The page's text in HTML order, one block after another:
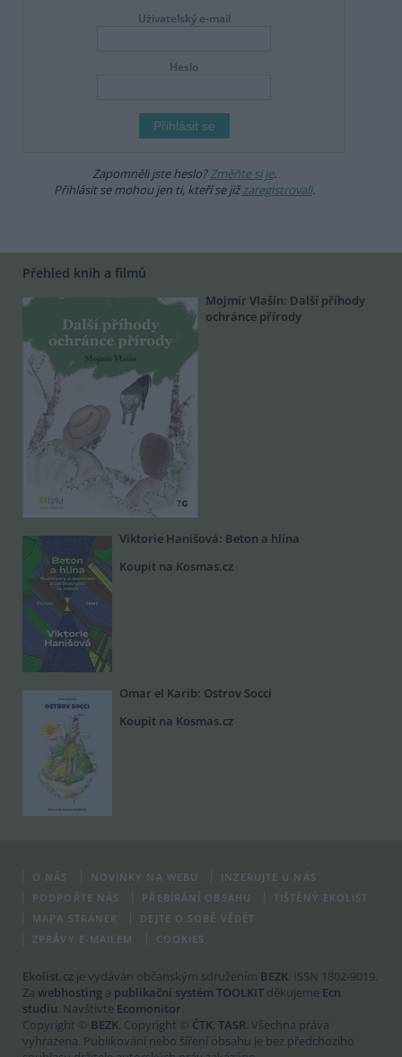
Uživatelský e-mail
Heslo
Zapomněli jste heslo?Změňte si je.
Přihlásit se mohou jen ti, kteří se jižzaregistrovali.
Přehled knih a filmů
Mojmír Vlašín: Další příhody
ochránce přírody
Viktorie Hanišová: Beton a hlína
Koupit na Kosmas.cz
Omar el Karib: Ostrov Socci
Koupit na Kosmas.cz
O NÁS NOVINKY NA WEBU
INZERUJTE U NÁS
PODPOŘTE NÁS
PŘEBÍRÁNÍ OBSAHU
TIŠTĚNÝ EKOLIST
MAPA STRÁNEK
DEJTE O SOBĚ VĚDĚT
ZPRÁVY E-MAILEM
COOKIES
Ekolist.cz je vydáván občanským sdružením BEZK. ISSN 1802-9019.
Za webhosting a publikační systém TOOLKIT děkujeme Ecn
studiu. Navštivte Ecomonitor.
Copyright © BEZK. Copyright © ČTK, TASR. Všechna práva
vyhrazena. Publikování nebo šíření obsahu je bez předchozího